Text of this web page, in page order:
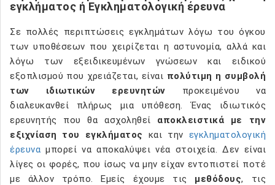
εγκλήματος ή Εγκληματολογική έρευνα
Σε πολλές περιπτώσεις εγκλημάτων λόγω του όγκου
των υποθέσεων που χειρίζεται η αστυνομία, αλλά και
λόγω των εξειδικευμένων γνώσεων και ειδικού
εξοπλισμού που χρειάζεται, είναι πολύτιμη η συμβολή
των ιδιωτικών ερευνητών προκειμένου να
διαλευκανθεί πλήρως μια υπόθεση. Ένας ιδιωτικός
ερευνητής που θα ασχοληθεί αποκλειστικά με την
εξιχνίαση του εγκλήματος
και την εγκληματολογική
έρευνα μπορεί να αποκαλύψει νέα στοιχεία. Δεν είναι
λίγες οι φορές, που ίσως να μην είχαν εντοπιστεί ποτέ
με άλλον τρόπο. Εμείς έχουμε τις μεθόδους, τις